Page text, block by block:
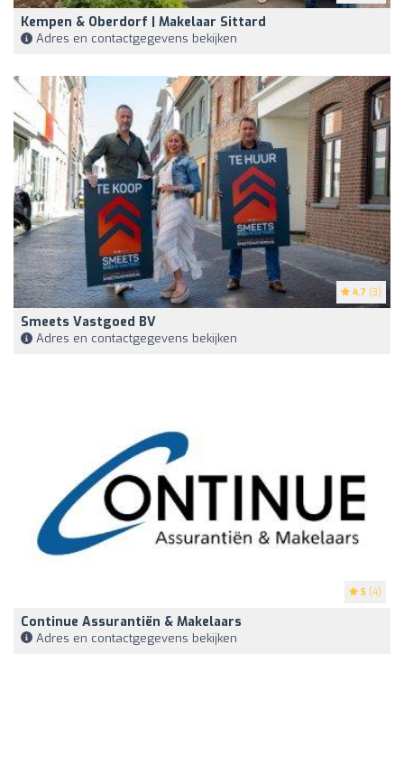
Kempen & Oberdorf | Makelaar Sittard
Adres en contactgegevens bekijken
4.7 (3)
Smeets Vastgoed BV
Adres en contactgegevens bekijken
5 (4)
Continue Assurantiën & Makelaars
Adres en contactgegevens bekijken